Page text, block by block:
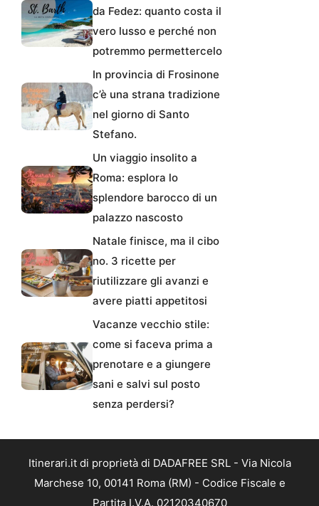
da Fedez: quanto costa il
vero lusso e perché non
potremmo permettercelo
In provincia di Frosinone
c’è una strana tradizione
nel giorno di Santo
Stefano.
Un viaggio insolito a
Roma: esplora lo
splendore barocco di un
palazzo nascosto
Natale finisce, ma il cibo
no. 3 ricette per
riutilizzare gli avanzi e
avere piatti appetitosi
Vacanze vecchio stile:
come si faceva prima a
prenotare e a giungere
sani e salvi sul posto
senza perdersi?
Itinerari.it di proprietà di DADAFREE SRL - Via Nicola
Marchese 10, 00141 Roma (RM) - Codice Fiscale e
Partita I.V.A. 02120340670